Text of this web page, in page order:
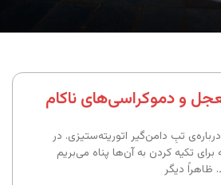
و دموکراسی‌های ناکام
تبِ دامن‌گیر اتوریته‌ستیزی. در
برای تکیه‌ کردن به آن‌ها پناه می‌بریم
ظاهراً دیگر